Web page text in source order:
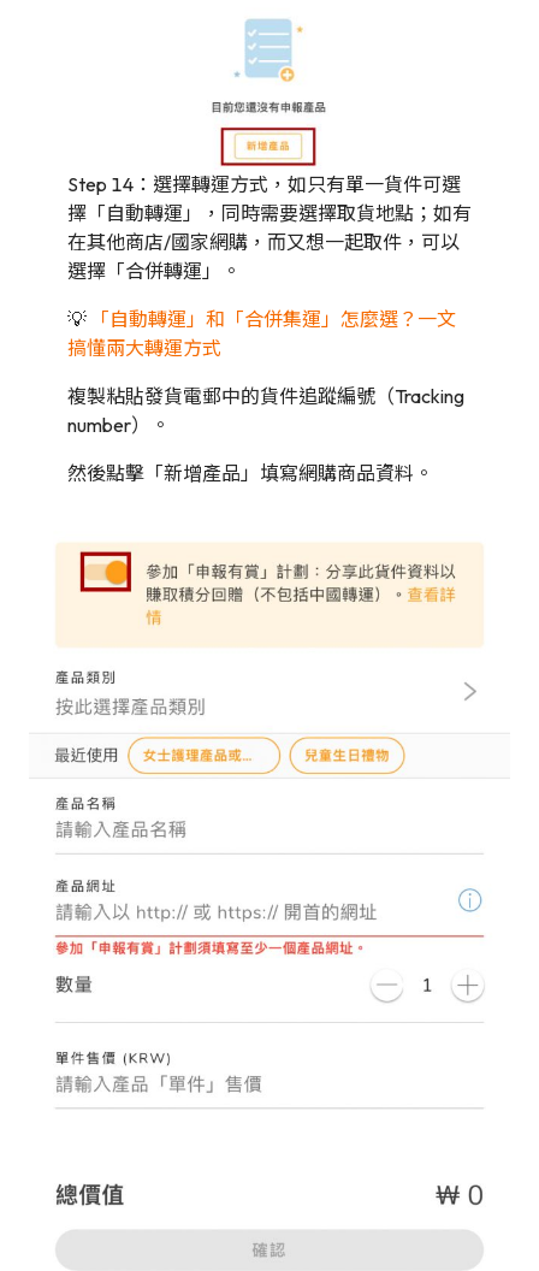
Step 14：選擇轉運方式，如只有單一貨件可選
擇「自動轉運」，同時需要選擇取貨地點；如有
在其他商店/國家網購，而又想一起取件，可以
選擇「合併轉運」。
💡
「自動轉運」和「合併集運」怎麼選？一文
搞懂兩大轉運方式
複製粘貼發貨電郵中的貨件追蹤編號（Tracking
number）。
然後點擊「新增產品」填寫網購商品資料。